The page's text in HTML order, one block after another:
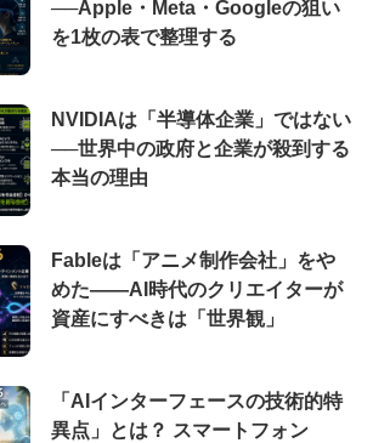
──Apple・Meta・Googleの狙い
を1枚の表で整理する
NVIDIAは「半導体企業」ではない
──世界中の政府と企業が殺到する
本当の理由
Fableは「アニメ制作会社」をや
めた――AI時代のクリエイターが
資産にすべきは「世界観」
「AIインターフェースの技術的特
異点」とは？ スマートフォン